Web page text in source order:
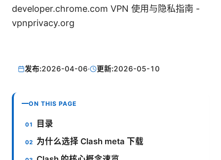
developer.chrome.com VPN 使用与隐私指南 -
vpnprivacy.org
发布:2026-04-06· 更新:2026-05-10
ON THIS PAGE
目录
为什么选择 Clash meta 下载